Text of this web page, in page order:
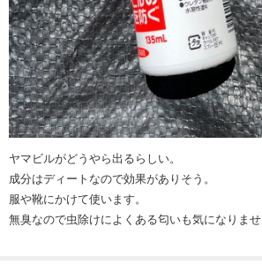
ヤマビルがどうやら出るらしい。
成分はディートなので効果がありそう。
服や靴にかけて使います。
無臭なので虫除けによくある匂いも気になりませ